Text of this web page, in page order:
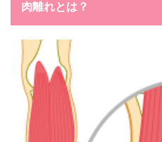
肉離れとは？